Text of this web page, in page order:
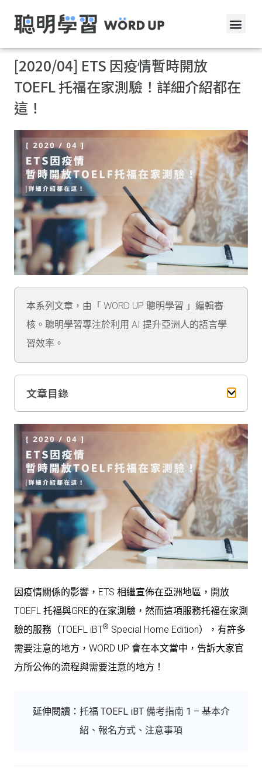
[2020/04] ETS 因疫情暫時開放
TOEFL 托福在家測驗！詳細介紹都在
這！
本系列文章，由「 WORD UP 聰明學習 」編輯審
核。聰明學習專注於利用 AI 提升亞洲人的語言學
習效率。
文章目錄
因疫情關係的影響，ETS 相繼宣佈在亞洲地區，開放
TOEFL 托福與GRE的在家測驗，然而這項服務托福在家測
驗的服務（TOEFL iBT® Special Home Edition），有許多
需要注意的地方，WORD UP 會在本文當中，告訴大家官
方所公佈的流程與需要注意的地方！
延伸閱讀： 托福 TOEFL iBT 備考指南 1 – 基本介
紹、報名方式、注意事項